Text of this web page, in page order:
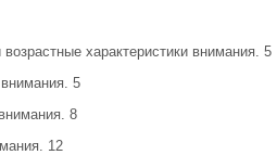
характеристики внимания. 5
5
8
12